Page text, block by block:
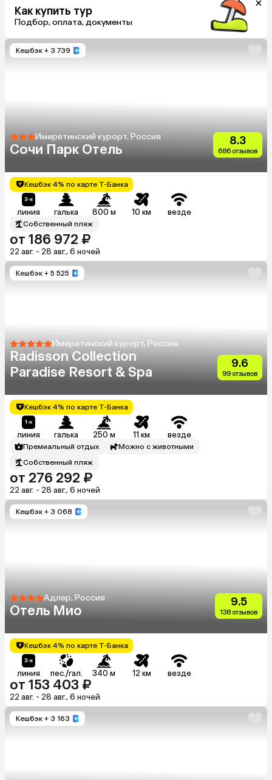
Как купить тур
Подбор, оплата, документы
Кешбэк + 3 739
Имеретинский курорт, Россия
Сочи Парк Отель
8.3
686 отзывов
Кешбэк 4% по карте Т-Банка
линия галька 800 м 10 км везде
Собственный пляж
от 186 972 ₽
22 авг. - 28 авг., 6 ночей
Кешбэк + 5 525
Имеретинский курорт, Россия
Radisson Collection
Paradise Resort & Spa
9.6
99 отзывов
Кешбэк 4% по карте Т-Банка
линия галька 250 м 11 км везде
Премиальный отдых
Можно с животными
Собственный пляж
от 276 292 ₽
22 авг. - 28 авг., 6 ночей
Кешбэк + 3 068
Адлер, Россия
Отель Мио
9.5
138 отзывов
Кешбэк 4% по карте Т-Банка
линия пес./гал. 340 м 12 км везде
от 153 403 ₽
22 авг. - 28 авг., 6 ночей
Кешбэк + 3 163